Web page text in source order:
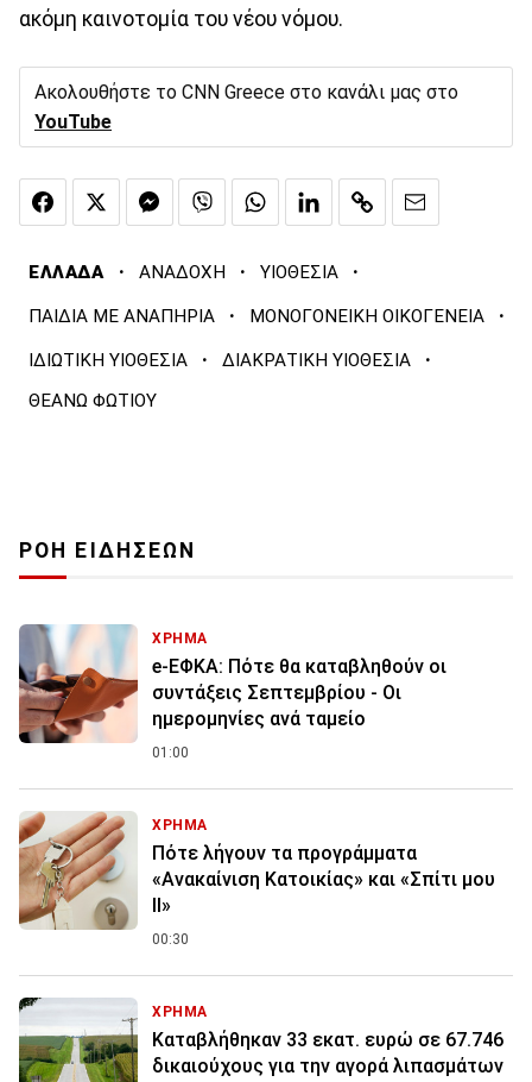
ακόμη καινοτομία του νέου νόμου.
Ακολουθήστε το CNN Greece στο κανάλι μας στο
YouTube
ΕΛΛΑΔΑ · ΑΝΑΔΟΧΗ · ΥΙΟΘΕΣΙΑ ·
ΠΑΙΔΙΑ ΜΕ ΑΝΑΠΗΡΙΑ · ΜΟΝΟΓΟΝΕΙΚΗ ΟΙΚΟΓΕΝΕΙΑ ·
ΙΔΙΩΤΙΚΗ ΥΙΟΘΕΣΙΑ · ΔΙΑΚΡΑΤΙΚΗ ΥΙΟΘΕΣΙΑ ·
ΘΕΑΝΩ ΦΩΤΙΟΥ
ΡΟΗ ΕΙΔΗΣΕΩΝ
ΧΡΗΜΑ
e-ΕΦΚΑ: Πότε θα καταβληθούν οι
συντάξεις Σεπτεμβρίου - Οι
ημερομηνίες ανά ταμείο
01:00
ΧΡΗΜΑ
Πότε λήγουν τα προγράμματα
«Ανακαίνιση Κατοικίας» και «Σπίτι μου
ΙΙ»
00:30
ΧΡΗΜΑ
Καταβλήθηκαν 33 εκατ. ευρώ σε 67.746
δικαιούχους για την αγορά λιπασμάτων